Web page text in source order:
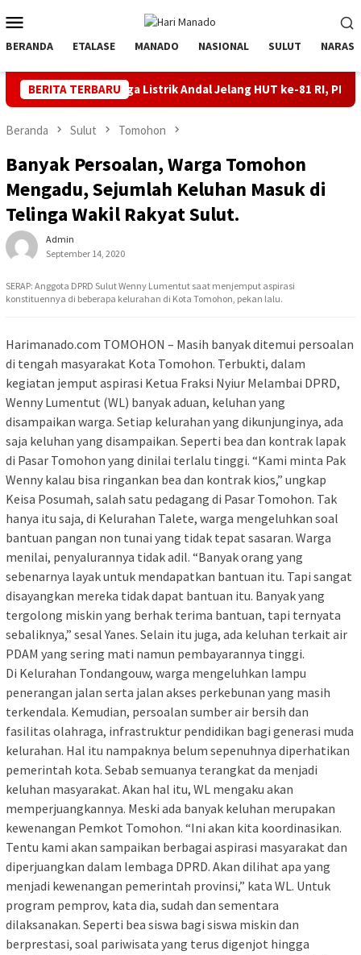
ke
kontenMobile
BERANDA ETALASE MANADO NASIONAL SULUT NARASI
BERITA TERBARU
Jaga Listrik Andal Jelang HUT ke-81 RI, PLN UP3 Tahuna
Beranda Sulut Tomohon
Banyak Persoalan, Warga Tomohon
Mengadu, Sejumlah Keluhan Masuk di
Telinga Wakil Rakyat Sulut.
Admin
September 14, 2020
SERAP: Anggota DPRD Sulut Wenny Lumentut saat menjemput aspirasi
konstituennya di beberapa kelurahan di Kota Tomohon, pekan lalu.
Harimanado.com TOMOHON – Masih banyak ditemui persoalan
di tengah masyarakat Kota Tomohon. Terbukti, dalam
kegiatan jemput aspirasi Ketua Fraksi Nyiur Melambai DPRD,
Wenny Lumentut (WL) banyak aduan, keluhan yang
disampaikan warga. Setiap kelurahan yang dikunjunginya, ada
saja keluhan yang disampaikan. Seperti bea dan kontrak lapak
di Pasar Tomohon yang dinilai terlalu tinggi. “Kami minta Pak
Wenny kalau bisa ringankan bea dan kontrak kios,” ungkap
Keisa Posumah, salah satu pedagang di Pasar Tomohon. Tak
hanya itu saja, di Kelurahan Talete, warga mengeluhkan soal
bantuan pangan non tunai yang tidak tepat sasaran. Warga
menilai, penyalurannya tidak adil. “Banyak orang yang
sebenarnya layak untuk mendapatkan bantuan itu. Tapi sangat
disayangkan mereka tidak dapat bantuan itu. Banyak yang
tergolong miskin yang berhak terima bantuan, tapi ternyata
sebaliknya,” sesal Yanes. Selain itu juga, ada keluhan terkait air
PDAM yang sering mati namun pembayarannya tinggi.
Di Kelurahan Tondangouw, warga mengeluhkan lampu
penerangan jalan serta jalan akses perkebunan yang masih
terkendala. Kemudian, persoalan sumber air bersih dan
fasilitas olahraga, infrastruktur pendidikan bagi generasi muda
kelurahan. Hal itu nampaknya belum sepenuhnya diperhatikan
pemerintah kota. Sebab semuanya terangkat da menjadi
keluhan masyarakat. Akan hal itu, WL mengaku akan
memperjuangkannya. Meski ada banyak keluhan merupakan
kewenangan Pemkot Tomohon. “Ini akan kita koordinasikan.
Tentu kami akan sampaikan berbagai aspirasi masyarakat dan
diperjuangkan dalam lembaga DPRD. Akan dilihat apa yang
menjadi kewenangan pemerintah provinsi,” kata WL. Untuk
program pemprov, kata dia, sudah dan sementara
dilaksanakan. Seperti bea siswa bagi siswa miskin dan
berprestasi, soal pariwisata yang terus digenjot hingga